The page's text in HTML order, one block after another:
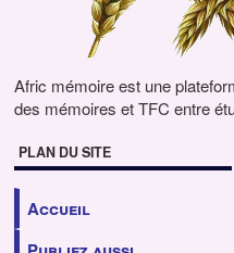
Afric mémoire est une
des mémoires et TFC entre
PLAN DU SITE
Accueil